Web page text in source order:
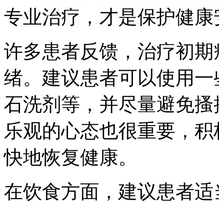
专业治疗，才是保护健
许多患者反馈，治疗初
绪。建议患者可以使用
石洗剂等，并尽量避免
乐观的心态也很重要，
快地恢复健康。
在饮食方面，建议患者